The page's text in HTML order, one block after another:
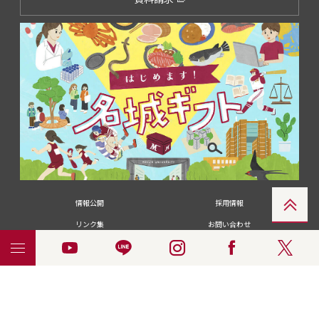
情報公開
採用情報
リンク集
お問い合わせ
メディアの皆さま
卒業生の皆さま